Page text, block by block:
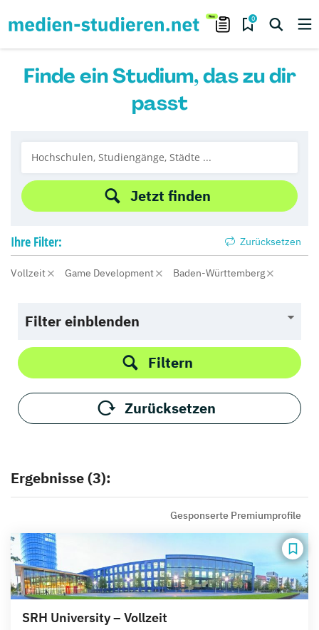
0
Finde ein Studium, das zu dir
passt
Jetzt finden
Ihre Filter: Zurücksetzen
Vollzeit Game Development Baden-Württemberg
Filter einblenden
Filtern
Zurücksetzen
Ergebnisse (3):
Gesponserte Premiumprofile
SRH University – Vollzeit